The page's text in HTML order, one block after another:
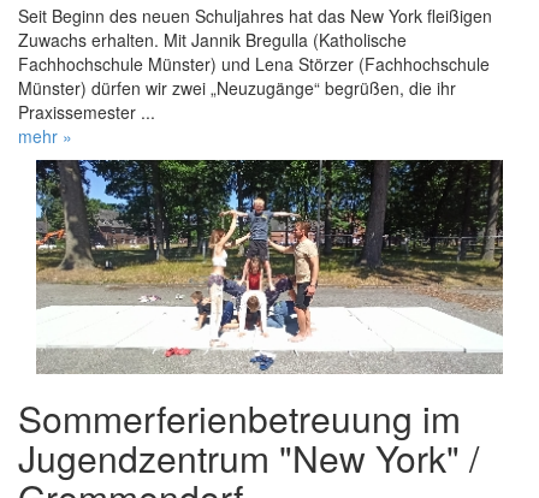
Seit Beginn des neuen Schuljahres hat das New York fleißigen
Zuwachs erhalten. Mit Jannik Bregulla (Katholische
Fachhochschule Münster) und Lena Störzer (Fachhochschule
Münster) dürfen wir zwei „Neuzugänge“ begrüßen, die ihr
Praxissemester ...
mehr »
Sommerferienbetreuung im
Jugendzentrum "New York" /